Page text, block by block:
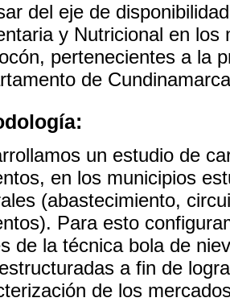
del eje de
y Nutricional en los
pertenecientes a la
de
un estudio de
en los municipios
(abastecimiento,
Para esto
de la técnica bola de
a fin de
de los